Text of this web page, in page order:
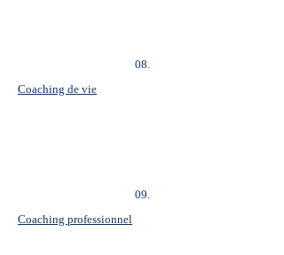
08.
Coaching de vie
09.
Coaching professionnel